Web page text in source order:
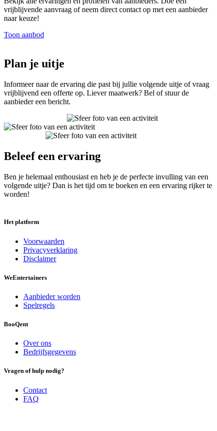
vrijblijvende aanvraag of neem direct contact op met een aanbieder
naar keuze!
Toon aanbod
Plan je uitje
Informeer naar de ervaring die past bij jullie volgende uitje of vraag
vrijblijvend een offerte op. Liever maatwerk? Bel of stuur de
aanbieder een bericht.
Beleef een ervaring
Ben je helemaal enthousiast en heb je de perfecte invulling van een
volgende uitje? Dan is het tijd om te boeken en een ervaring rijker te
worden!
Het platform
Voorwaarden
Privacyverklaring
Disclaimer
WeEntertainers
Aanbieder worden
Spelregels
BooQent
Over ons
Bedrijfsgegevens
Vragen of hulp nodig?
Contact
FAQ